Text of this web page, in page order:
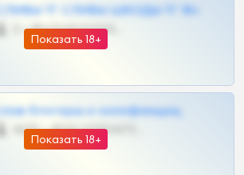
Показать 18+
СЛИВЫ ТГ СЛИВЫ ШКОДЫ ТГ 18+
0 •
Показать 18+
слив блогерш и онлифанщиц
4675 •